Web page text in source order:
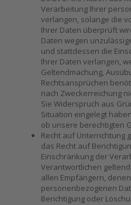
Verarbeitung Ihrer
verlangen, solange die
Ihrer Daten überprüft
Daten wegen
und stattdessen die
Ihrer Daten verlangen,
Geltendmachung,
Rechtsansprüchen
nach Zweckerreichung
Sie Widerspruch aus
Situation eingelegt
ob unsere berechtigten
Recht auf Unterrichtung
das Recht auf
Einschränkung der
Verantwortlichen
allen Empfängern,
personenbezogenen
Berichtigung oder